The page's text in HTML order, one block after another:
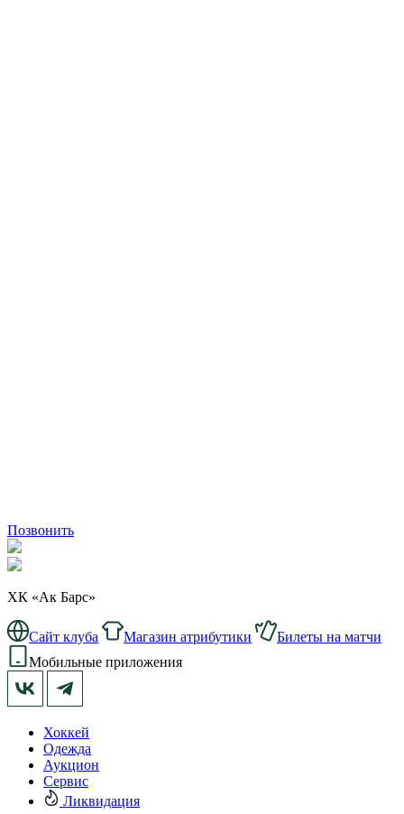
Позвонить
ХК «Ак Барс»
Сайт клуба Магазин атрибутики
Билеты на матчи
Мобильные приложения
Хоккей
Одежда
Аукцион
Сервис
Ликвидация